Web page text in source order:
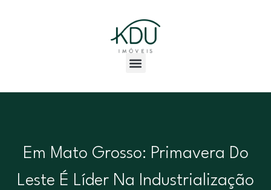
Em Mato Grosso: Primavera Do
Leste É Líder Na Industrialização